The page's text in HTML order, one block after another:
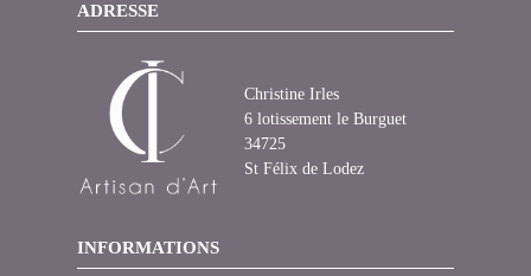
ADRESSE
Christine Irles
6 lotissement le Burguet
34725
St Félix de Lodez
INFORMATIONS